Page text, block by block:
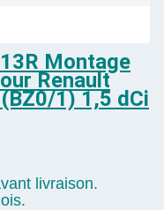
Montage
Renault
1) 1,5 dCi
livraison.